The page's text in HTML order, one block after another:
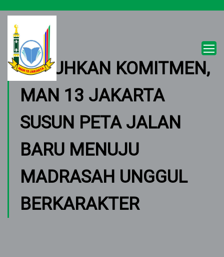
TEGUHKAN KOMITMEN,
MAN 13 JAKARTA
SUSUN PETA JALAN
BARU MENUJU
MADRASAH UNGGUL
BERKARAKTER